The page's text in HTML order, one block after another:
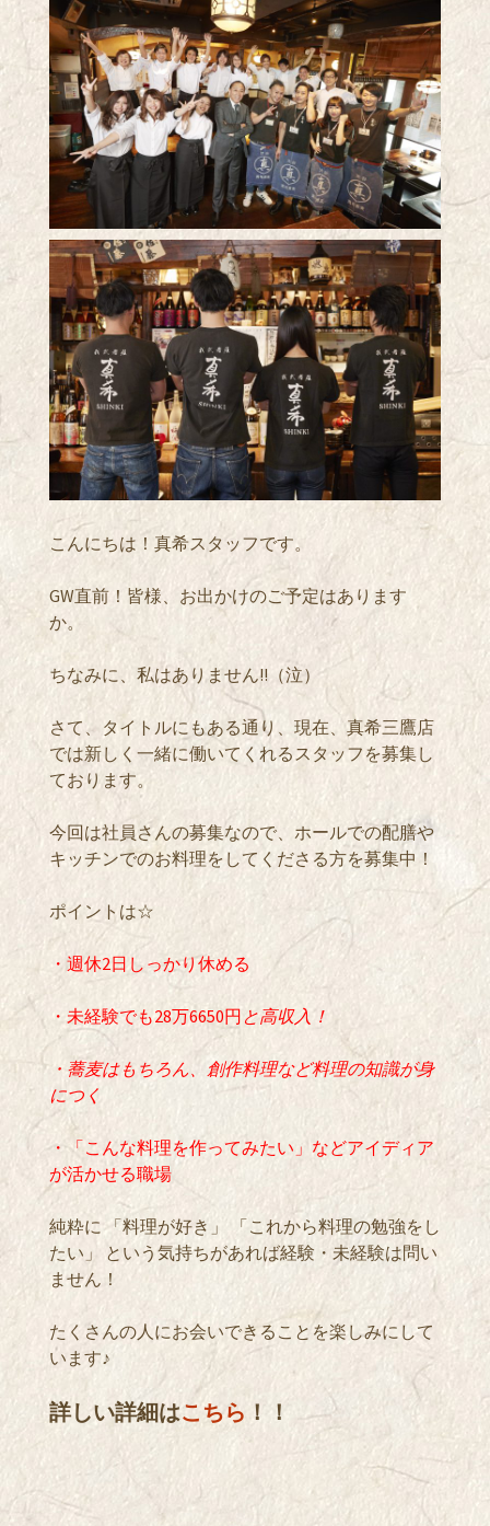
こんにちは！真希スタッフです。
GW直前！皆様、お出かけのご予定はあります
か。
ちなみに、私はありません!!（泣）
さて、タイトルにもある通り、現在、真希三鷹店
では新しく一緒に働いてくれるスタッフを募集し
ております。
今回は社員さんの募集なので、ホールでの配膳や
キッチンでのお料理をしてくださる方を募集中！
ポイントは☆
・週休2日しっかり休める
・未経験でも28万6650円 と高収入！
・蕎麦はもちろん、創作料理など料理の知識が身
につく
・「こんな料理を作ってみたい」などアイディア
が活かせる職場
純粋に 「料理が好き」 「これから料理の勉強をし
たい」 という気持ちがあれば経験・未経験は問い
ません！
たくさんの人にお会いできることを楽しみにして
います♪
詳しい詳細はこちら ！！